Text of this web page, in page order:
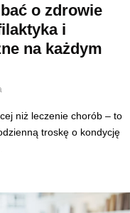
o zdrowie
i
na każdym
niż leczenie chorób – to
troskę o kondycję